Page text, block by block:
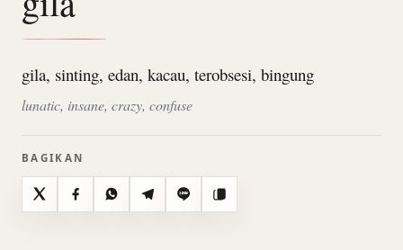
gila, sinting, edan, kacau, terobsesi, bingung
lunatic, insane, crazy, confuse
BAGIKAN
X FacebookWhatsAppTelegramLine Salin